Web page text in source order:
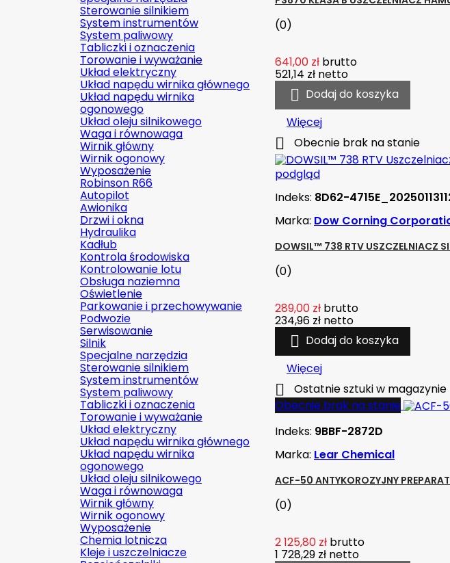
Sterowanie silnikiem
System instrumentów
System paliwowy
Tabliczki i oznaczenia
Torowanie i wyważanie
Układ elektryczny
Układ napędu wirnika głównego
Układ napędu wirnika
ogonowego
Układ oleju silnikowego
Waga i równowaga
Wirnik główny
Wirnik ogonowy
Wyposażenie
Robinson R66
Autopilot
Awionika
Drzwi i okna
Hydraulika
Kadłub
Kontrola środowiska
Kontrolowanie lotu
Obsługa naziemna
Oświetlenie
Parkowanie i przechowywanie
Podwozie
Serwisowanie
Silnik
Specjalne narzędzia
Sterowanie silnikiem
System instrumentów
System paliwowy
Tabliczki i oznaczenia
Torowanie i wyważanie
Układ elektryczny
Układ napędu wirnika głównego
Układ napędu wirnika
ogonowego
Układ oleju silnikowego
Waga i równowaga
Wirnik główny
Wirnik ogonowy
Wyposażenie
Chemia lotnicza
Kleje i uszczelniacze
(0)
641,00 zł brutto
521,14 zł netto
 Dodaj do koszyka
Więcej
 Obecnie brak na stanie
podgląd
Indeks: 8D62-
Marka: Dow Corning
DOWSIL™ 738 RTV USZCZELNIACZ
(0)
289,00 zł brutto
234,96 zł netto
 Dodaj do koszyka
Więcej

Ostatnie sztuki w magazynie
Obecnie brak na stanie
Indeks: 9BBF-2872D
Marka: Lear Chemical
ACF-50 ANTYKOROZYJNY
(0)
2 125,80 zł brutto
1 728,29 zł netto